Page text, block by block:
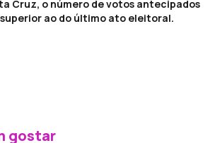
Cruz, o número de votos antecipados
ao do último ato eleitoral.
gostar